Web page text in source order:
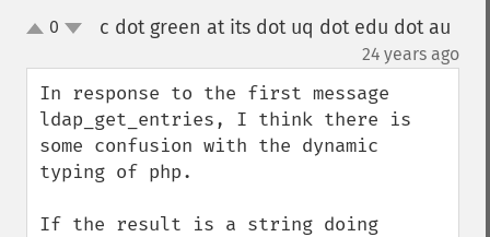
up0 c dot green at its dot uq dot edu dot au
24 years ago
In response to the first message
ldap_get_entries, I think there is
some confusion with the dynamic
typing of php.
If the result is a string doing